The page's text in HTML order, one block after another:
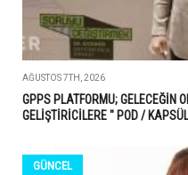
AĞUSTOS 7TH, 2026
GPPS PLATFORMU; GELECEĞİN
GELİŞTİRİCİLERE " POD /
GÜNCEL